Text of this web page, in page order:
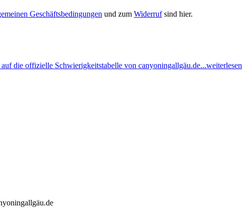
Geschäftsbedingungen und zum Widerrufsind hier.
die offizielle Schwierigkeitstabelle von canyoningallgäu.de...weiterlesen